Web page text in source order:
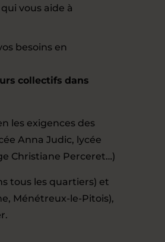
vous aide à
besoins en
collectifs dans
les exigences des
Anna Judic, lycée
Christiane Perceret…)
tous les quartiers) et
Ménétreux-le-Pitois),